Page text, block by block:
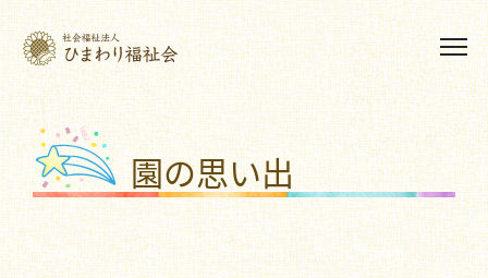
園の思い出